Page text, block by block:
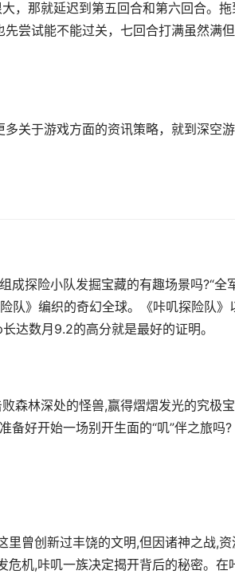
，那就延迟到第五回合和第六回合。拖
尝试能不能过关，七回合打满虽然满
关于游戏方面的资讯策略，就到深空
成探险小队发掘宝藏的有趣场景吗?“全
队》编织的奇幻全球。《咔叽探险队》
达数月9.2的高分就是最好的证明。
森林深处的怪兽,赢得熠熠发光的究极宝
备好开始一场别开生面的“叽”伴之旅吗?
里曾创新过丰饶的文明,但因诸神之战,资
危机,咔叽一族决定揭开背后的秘密。在